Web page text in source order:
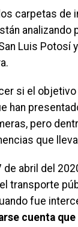
carpetas
analizando
Luis Potosí
si el objetivo
han
pero
que
abril del
transporte
fue
cuenta